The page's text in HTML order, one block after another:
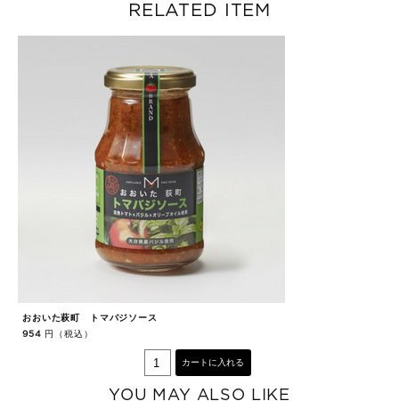
RELATED ITEM
おおいた萩町 トマバジソース
954 円（税込）
カートに入れる
YOU MAY ALSO LIKE